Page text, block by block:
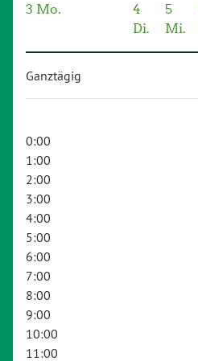
3 Mo.
4
Di.
5
Mi.
Ganztägig
0:00
1:00
2:00
3:00
4:00
5:00
6:00
7:00
8:00
9:00
10:00
11:00